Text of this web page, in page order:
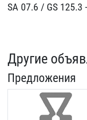
SA 07.6 / GS 125.3​
Другие
Предложения